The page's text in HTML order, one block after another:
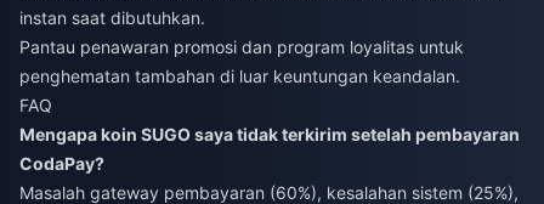
instan saat dibutuhkan.
Pantau penawaran promosi dan program loyalitas untuk
penghematan tambahan di luar keuntungan keandalan.
FAQ
Mengapa koin SUGO saya tidak terkirim setelah pembayaran
CodaPay?
Masalah gateway pembayaran (60%), kesalahan sistem (25%),